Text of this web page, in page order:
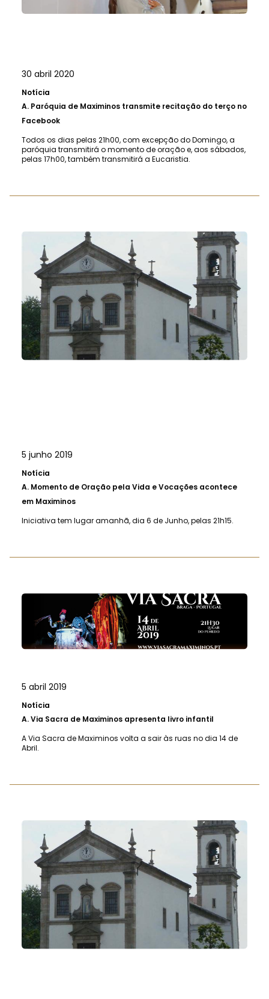
30 abril 2020
Notícia
A. Paróquia de Maximinos transmite recitação do terço no
Facebook
Todos os dias pelas 21h00, com excepção do Domingo, a
paróquia transmitirá o momento de oração e, aos sábados,
pelas 17h00, também transmitirá a Eucaristia.
5 junho 2019
Notícia
A. Momento de Oração pela Vida e Vocações acontece
em Maximinos
Iniciativa tem lugar amanhã, dia 6 de Junho, pelas 21h15.
5 abril 2019
Notícia
A.Via Sacra de Maximinos apresenta livro infantil
A Via Sacra de Maximinos volta a sair às ruas no dia 14 de
Abril.